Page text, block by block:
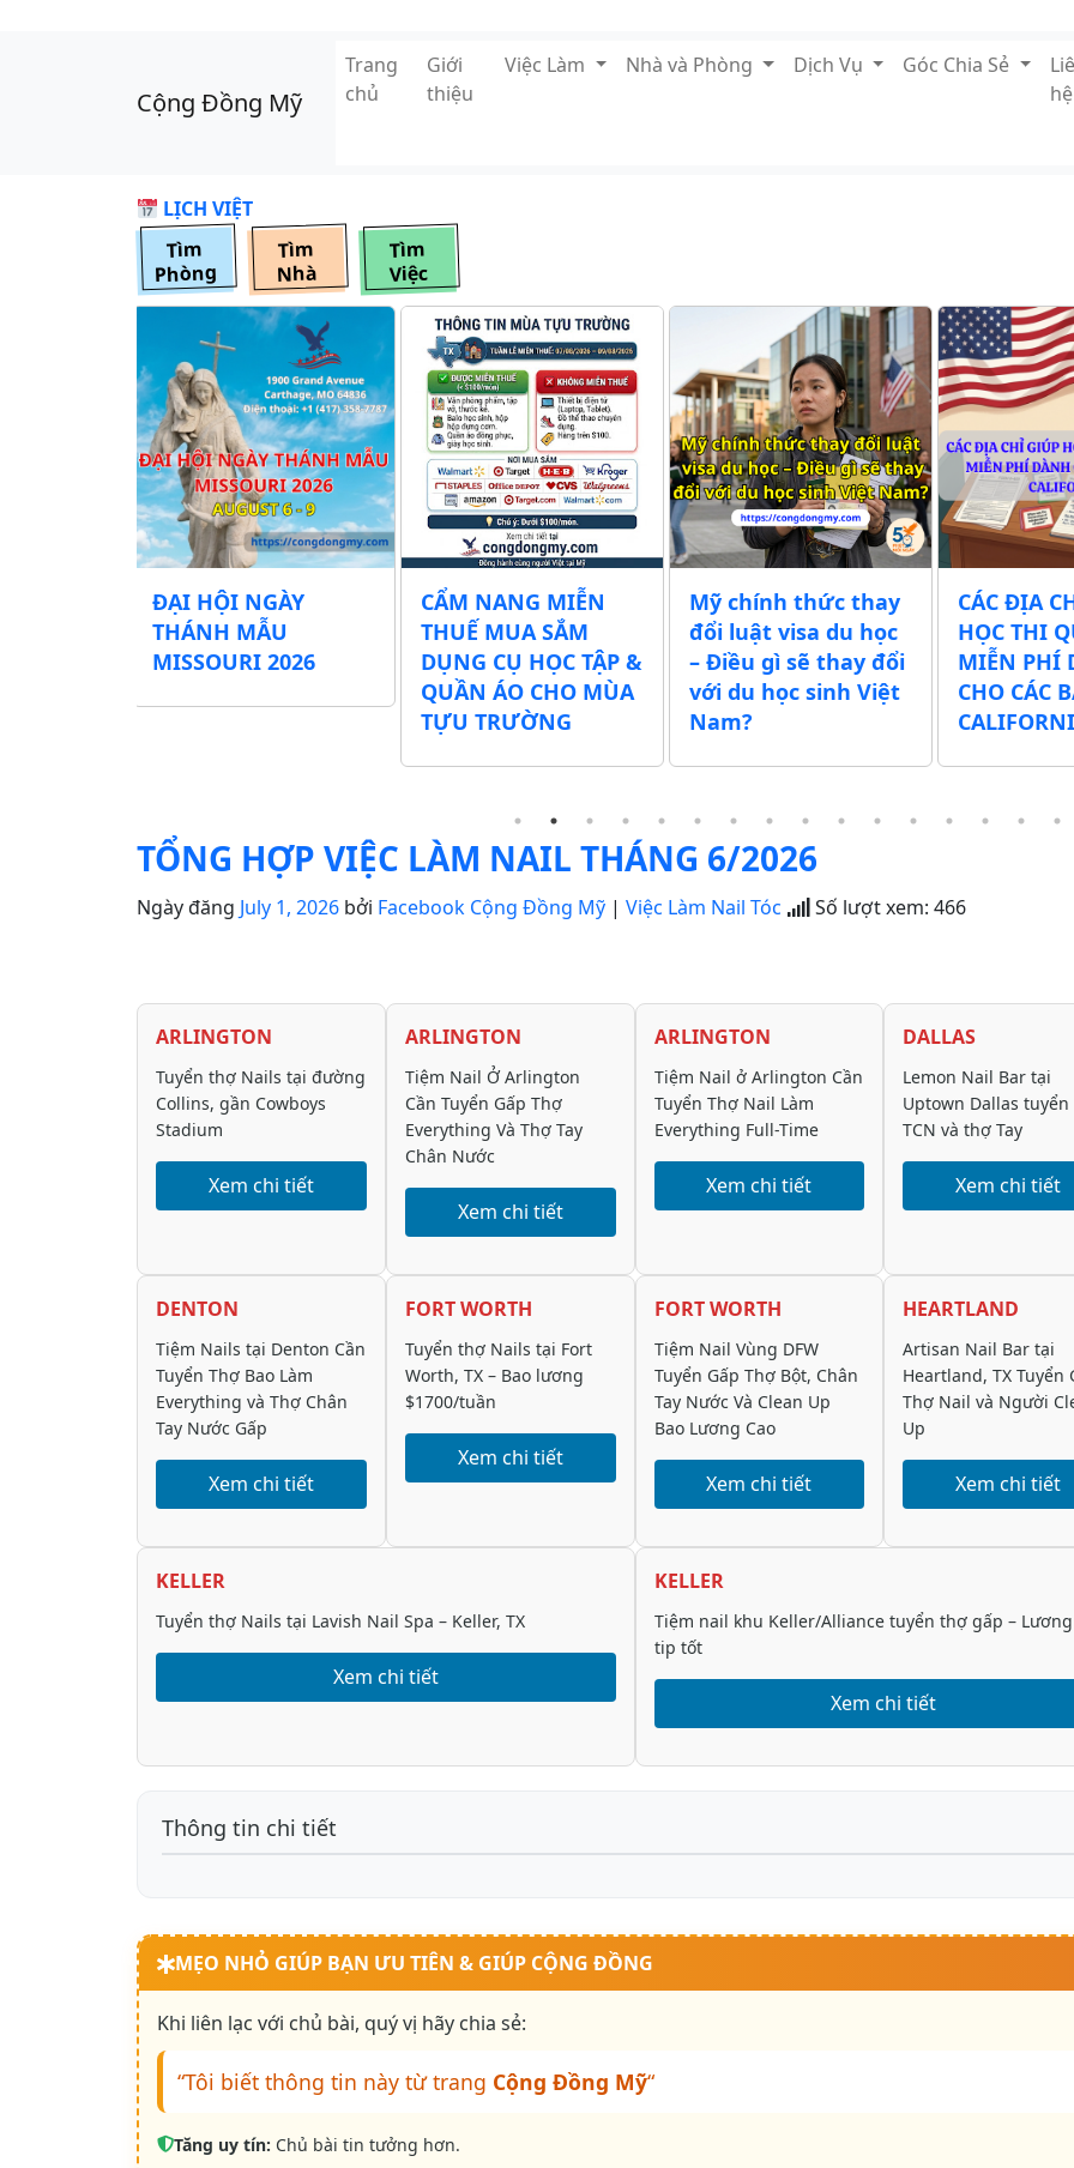
Cộng Đồng Mỹ
Trang
chủ
Giới
thiệu
Việc Làm Nhà và Phòng Dịch Vụ Góc Chia Sẻ
hệ
LỊCH VIỆT
Tìm
Phòng
Tìm
Nhà
Tìm
Việc
ĐẠI HỘI NGÀY
THÁNH MẪU
MISSOURI 2026
CẨM NANG MIỄN
THUẾ MUA SẮM
DỤNG CỤ HỌC TẬP &
QUẦN ÁO CHO MÙA
TỰU TRƯỜNG
Mỹ chính thức thay
đổi luật visa du học
– Điều gì sẽ thay đổi
với du học sinh Việt
Nam?
CÁC ĐỊA
HỌC THI
MIỄN PHÍ
CHO CÁC
TỔNG HỢP VIỆC LÀM NAIL THÁNG 6/2026
Ngày đăng July 1, 2026 bởi Facebook Cộng Đồng Mỹ | Việc Làm Nail Tóc Số lượt xem: 466
ARLINGTON
Tuyển thợ Nails tại đường
Collins, gần Cowboys
Stadium
Xem chi tiết
ARLINGTON
Tiệm Nail Ở Arlington
Cần Tuyển Gấp Thợ
Everything Và Thợ Tay
Chân Nước
Xem chi tiết
ARLINGTON
Tiệm Nail ở Arlington Cần
Tuyển Thợ Nail Làm
Everything Full-Time
Xem chi tiết
DALLAS
Lemon Nail Bar tại
Uptown Dallas
TCN và thợ Tay
Xem chi tiết
DENTON
Tiệm Nails tại Denton Cần
Tuyển Thợ Bao Làm
Everything và Thợ Chân
Tay Nước Gấp
Xem chi tiết
FORT WORTH
Tuyển thợ Nails tại Fort
Worth, TX – Bao lương
$1700/tuần
Xem chi tiết
FORT WORTH
Tiệm Nail Vùng DFW
Tuyển Gấp Thợ Bột, Chân
Tay Nước Và Clean Up
Bao Lương Cao
Xem chi tiết
HEARTLAND
Artisan Nail Bar tại
Heartland, TX Tuyển
Thợ Nail và Người
Up
Xem chi tiết
KELLER
Tuyển thợ Nails tại Lavish Nail Spa – Keller, TX
Xem chi tiết
KELLER
Tiệm nail khu Keller/Alliance tuyển thợ gấp –
tip tốt
Xem chi tiết
Thông tin chi tiết
MẸO NHỎ GIÚP BẠN ƯU TIÊN & GIÚP CỘNG ĐỒNG
Khi liên lạc với chủ bài, quý vị hãy chia sẻ:
“Tôi biết thông tin này từ trang Cộng Đồng Mỹ“
Tăng uy tín: Chủ bài tin tưởng hơn.